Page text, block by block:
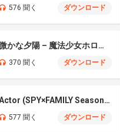
576 聞く ダウンロード
微かな夕陽 – 魔法少女ホロウィッチ
370 聞く ダウンロード
Actor (SPY×FAMILY Season 3 )
577 聞く ダウンロード